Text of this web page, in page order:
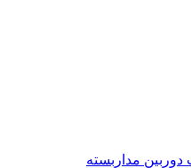
دوربین مداربسته